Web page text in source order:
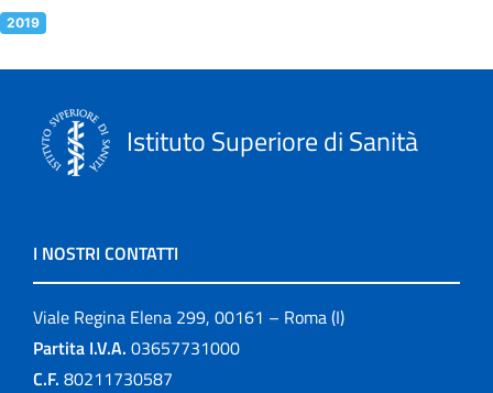
2019
Istituto Superiore di Sanità
I NOSTRI CONTATTI
Viale Regina Elena 299, 00161 – Roma (I)
Partita I.V.A. 03657731000
C.F. 80211730587